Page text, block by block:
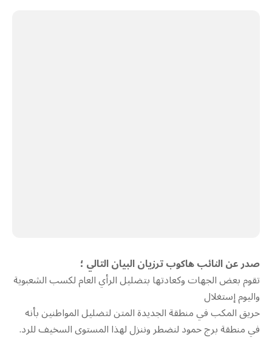
صدر عن النائب هاكوب ترزيان البيان التالي ؛
تقوم بعض الجهات وكعادتها بتضليل الرأي العام لكسب الشعبوية
واليوم إستغلال
حريق المكب في منطقة الجديدة المتن لتضليل المواطنين بأنه
في منطقة برج حمود لنضطر وننزل لهذا المستوى السخيف للرد.